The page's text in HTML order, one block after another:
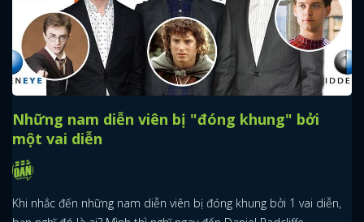
Những nam diễn viên bị "đóng khung" bởi
một vai diễn
Khi nhắc đến những nam diễn viên bị đóng khung bởi 1 vai diễn,